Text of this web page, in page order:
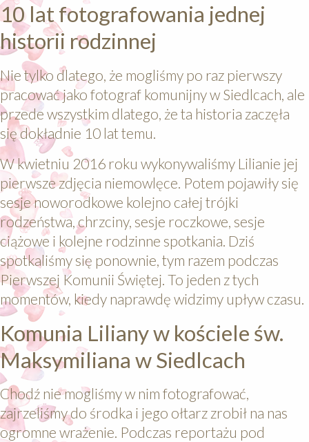
10 lat fotografowania jednej
historii rodzinnej
Nie tylko dlatego, że mogliśmy po raz pierwszy
pracować jako fotograf komunijny w Siedlcach, ale
przede wszystkim dlatego, że ta historia zaczęła
się dokładnie 10 lat temu.
W kwietniu 2016 roku wykonywaliśmy Lilianie jej
pierwsze zdjęcia niemowlęce. Potem pojawiły się
sesje noworodkowe kolejno całej trójki
rodzeństwa, chrzciny, sesje roczkowe, sesje
ciążowe i kolejne rodzinne spotkania. Dziś
spotkaliśmy się ponownie, tym razem podczas
Pierwszej Komunii Świętej. To jeden z tych
momentów, kiedy naprawdę widzimy upływ czasu.
Komunia Liliany w kościele św.
Maksymiliana w Siedlcach
Chodź nie mogliśmy w nim fotografować,
zajrzeliśmy do środka i jego ołtarz zrobił na nas
ogromne wrażenie. Podczas reportażu pod